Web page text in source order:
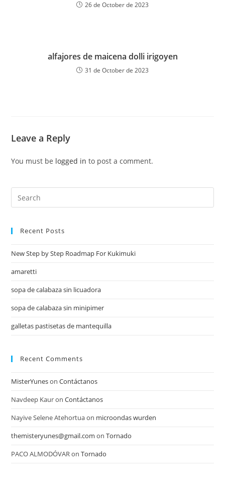
26 de October de 2023
alfajores de maicena dolli irigoyen
31 de October de 2023
Leave a Reply
You must be logged in to post a comment.
Recent Posts
New Step by Step Roadmap For Kukimuki
amaretti
sopa de calabaza sin licuadora
sopa de calabaza sin minipimer
galletas pastisetas de mantequilla
Recent Comments
MisterYunesonContáctanos
Navdeep KauronContáctanos
Nayive Selene Atehortuaon microondas wurden
themisteryunes@gmail.com onTornado
PACO ALMODÓVARonTornado